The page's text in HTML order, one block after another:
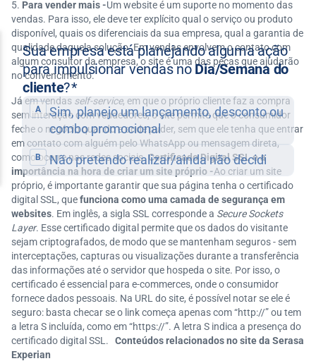
Para vender mais -Um website é um suporte no momento das
vendas. Para isso, ele deve ter explícito qual o serviço ou produto
disponível, quais os diferenciais da sua empresa, qual a garantia de
qualidade daquela solução. Em vendas envolvem o contato com
algum consultor da empresa, o site é uma das peças que ajudarão
no convencimento.
Já em vendas self-service, em que o próprio cliente faz a compra
sem interação com vendedores, o site permite que o consumidor
feche o negócio quando e onde puder, sem que ele tenha que entrar
em contato com alguém pelo WhatsApp ou mensagem direta,
como ocorre nas redes sociais.Certificado Digital SSL e a
importância na hora de criar um site próprio -Ao criar um site
próprio, é importante garantir que sua página tenha o certificado
digital SSL, quefunciona como uma camada de segurança em
websites. Em inglês, a sigla SSL corresponde a Secure Sockets
Layer. Esse certificado digital permite que os dados do visitante
sejam criptografados, de modo que se mantenham seguros - sem
interceptações, capturas ou visualizações durante a transferência
das informações até o servidor que hospeda o site. Por isso, o
certificado é essencial para e-commerces, onde o consumidor
fornece dados pessoais. Na URL do site, é possível notar se ele é
seguro: basta checar se o link começa apenas com “http://” ou tem
a letra S incluída, como em “https://”. A letra S indica a presença do
certificado digital SSL. Conteúdos relacionados no site da Serasa
Experian